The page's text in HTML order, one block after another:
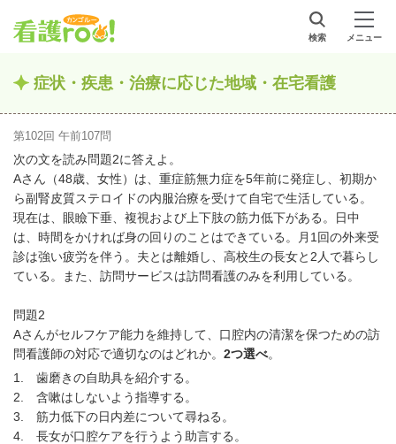
検索 メニュー
症状・疾患・治療に応じた地域・在宅看護
第102回 午前107問
次の文を読み問題2に答えよ。
Aさん（48歳、女性）は、重症筋無力症を5年前に発症し、初期か
ら副腎皮質ステロイドの内服治療を受けて自宅で生活している。
現在は、眼瞼下垂、複視および上下肢の筋力低下がある。日中
は、時間をかければ身の回りのことはできている。月1回の外来受
診は強い疲労を伴う。夫とは離婚し、高校生の長女と2人で暮らし
ている。また、訪問サービスは訪問看護のみを利用している。
問題2
Aさんがセルフケア能力を維持して、口腔内の清潔を保つための訪
問看護師の対応で適切なのはどれか。 2つ選べ。
1. 歯磨きの自助具を紹介する。
2. 含嗽はしないよう指導する。
3. 筋力低下の日内差について尋ねる。
4. 長女が口腔ケアを行うよう助言する。